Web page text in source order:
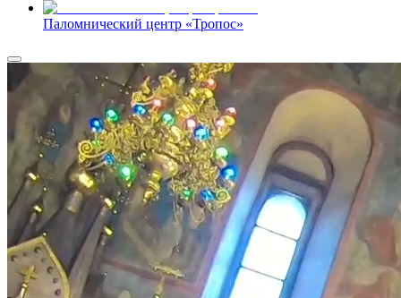
Паломнический центр «Тропос»